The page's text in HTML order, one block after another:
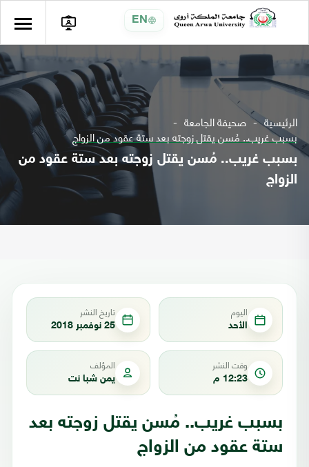
EN
الرئيسية صحيفة الجامعة
بسبب غريب.. مُسن يقتل زوجته بعد ستة عقود من الزواج
بسبب غريب.. مُسن يقتل زوجته بعد ستة عقود من
الزواج
اليوم
الأحد
تاريخ النشر
25 نوفمبر 2018
وقت النشر
12:23 م
المؤلف
يمن شبا نت
بسبب غريب.. مُسن يقتل زوجته بعد
ستة عقود من الزواج